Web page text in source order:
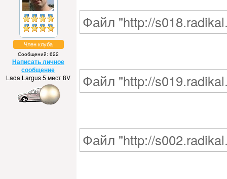
Член клуба
Сообщений: 622
Написать личное
сообщение
Lada Largus 5 мест 8V
Файл "http://
Файл "http://
Файл "http://